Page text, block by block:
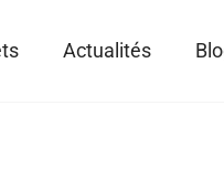
Actualités